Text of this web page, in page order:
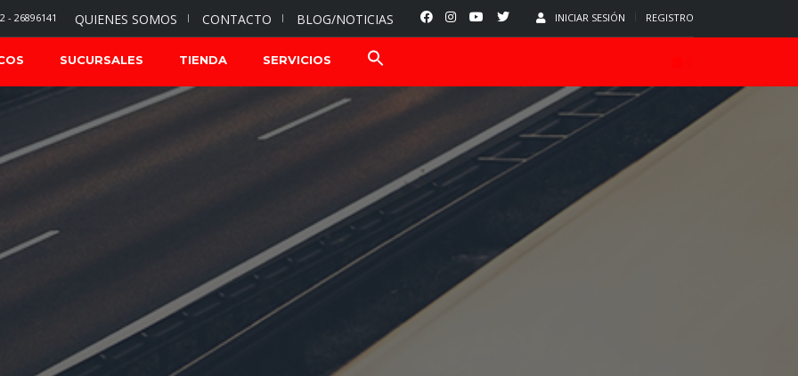
INICIAR SESIÓN REGISTRO
QUIENES SOMOS CONTACTO BLOG/NOTICIAS
- 26896141
SUCURSALES TIENDA SERVICIOS